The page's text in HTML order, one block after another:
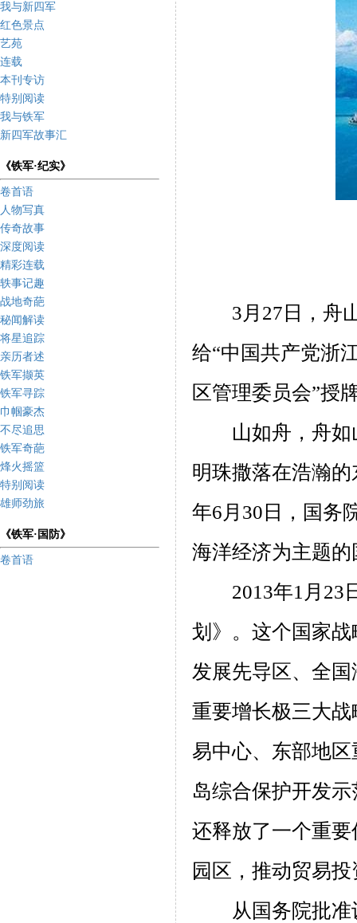
我与新四军
红色景点
艺苑
连载
本刊专访
特别阅读
我与铁军
新四军故事汇
《铁军·纪实》
卷首语
人物写真
传奇故事
深度阅读
精彩连载
轶事记趣
战地奇葩
秘闻解读
将星追踪
亲历者述
铁军撷英
铁军寻踪
巾帼豪杰
不尽追思
铁军奇葩
烽火摇篮
特别阅读
雄师劲旅
《铁军·国防》
卷首语
3月 27 日，舟
给“中国共产党浙
区管理委员会”授
山如舟，舟如
明珠撒落在浩瀚
年6月 30 日，国务
海洋经济为主题
2013年1 月 23
划》。这个国家
发展先导区、全
重要增长极三大
易中心、东部地
岛综合保护开发
还释放了一个重
园区，推动贸易
从国务院批